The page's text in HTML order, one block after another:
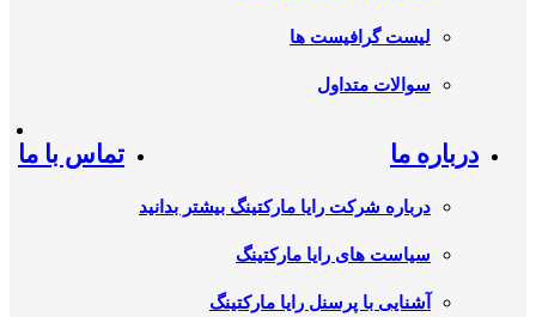
لیست گرافیست ها
سوالات متداول
درباره ما
درباره شرکت رایا مارکتینگ بیشتر بدانید
سیاست های رایا مارکتینگ
آشنایی با پرسنل رایا مارکتینگ
تماس با ما